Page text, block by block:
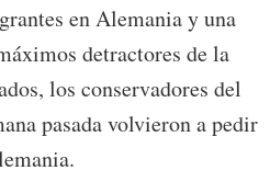
en Alemania y una
detractores de la
los conservadores del
pasada volvieron a pedir